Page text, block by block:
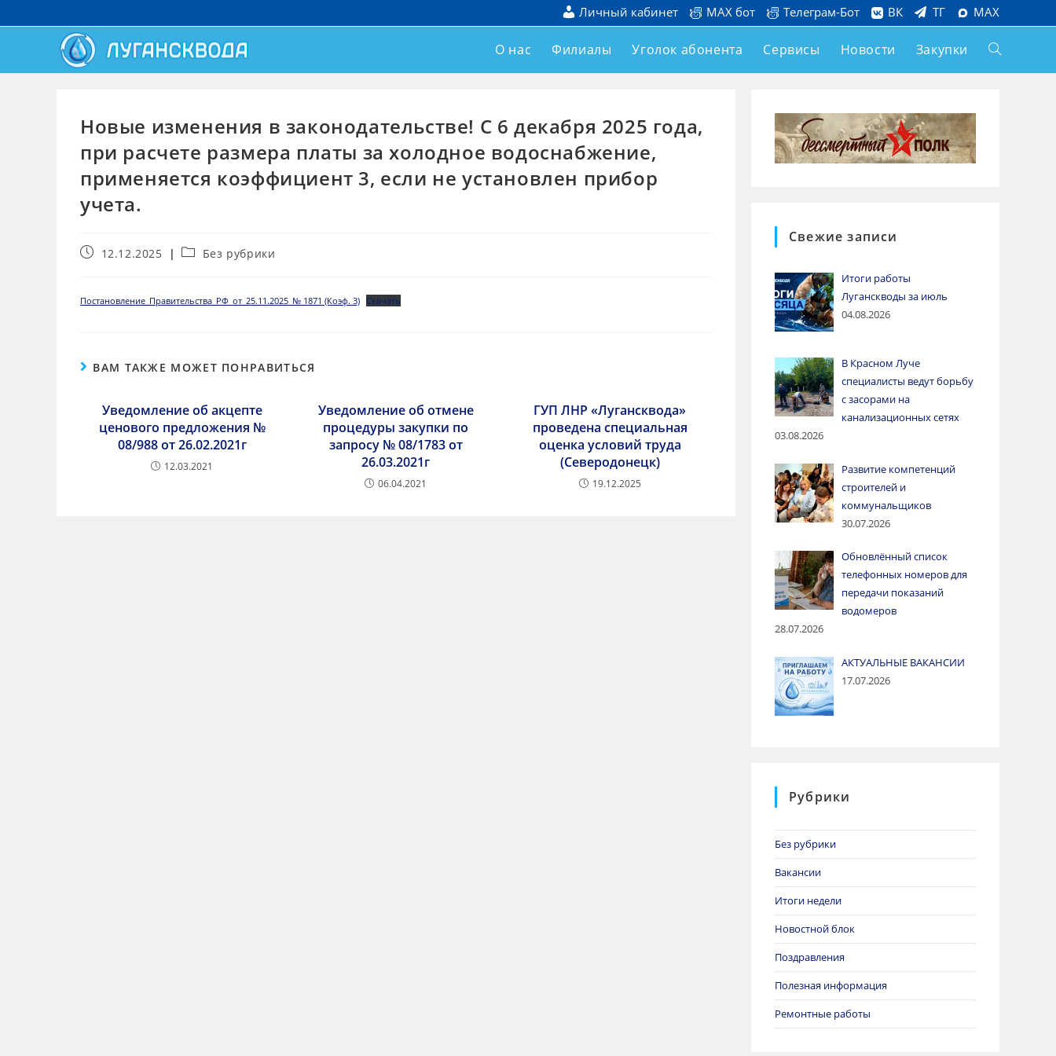
Личный кабинет MAX бот Телеграм-Бот ВК ТГ MAX
О нас Филиалы Уголок абонента Сервисы Новости Закупки
Новые изменения в законодательстве! С 6 декабря 2025 года,
при расчете размера платы за холодное водоснабжение,
применяется коэффициент 3, если не установлен прибор
учета.
12.12.2025 Без рубрики
Постановление_Правительства_РФ_от_25.11.2025_№ 1871 (Коэф. 3) Скачать
ВАМ ТАКЖЕ МОЖЕТ ПОНРАВИТЬСЯ
Уведомление об акцепте
ценового предложения №
08/988 от 26.02.2021г
12.03.2021
Уведомление об отмене
процедуры закупки по
запросу № 08/1783 от
26.03.2021г
06.04.2021
ГУП ЛНР «Лугансквода»
проведена специальная
оценка условий труда
(Северодонецк)
19.12.2025
Свежие записи
Итоги работы
Луганскводы за июль
04.08.2026
В Красном Луче
специалисты ведут борьбу
с засорами на
канализационных сетях
03.08.2026
Развитие компетенций
строителей и
коммунальщиков
30.07.2026
Обновлённый список
телефонных номеров для
передачи показаний
водомеров
28.07.2026
АКТУАЛЬНЫЕ ВАКАНСИИ
17.07.2026
Рубрики
Без рубрики
Вакансии
Итоги недели
Новостной блок
Поздравления
Полезная информация
Ремонтные работы